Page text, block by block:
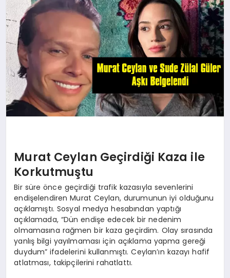
DIĞER
Murat Ceylan Geçirdiği Kaza ile
Korkutmuştu
Bir süre önce geçirdiği trafik kazasıyla sevenlerini
endişelendiren Murat Ceylan, durumunun iyi olduğunu
açıklamıştı. Sosyal medya hesabından yaptığı
açıklamada, “Dün endişe edecek bir nedenim
olmamasına rağmen bir kaza geçirdim. Olay sırasında
yanlış bilgi yayılmaması için açıklama yapma gereği
duydum” ifadelerini kullanmıştı. Ceylan’ın kazayı hafif
atlatması, takipçilerini rahatlattı.